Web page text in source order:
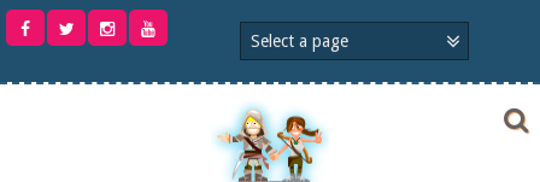
Aller